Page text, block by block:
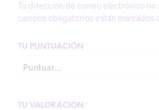
Tu dirección de correo electrónico no
campos obligatorios están marcados
TU PUNTUACIÓN
TU VALORACIÓN